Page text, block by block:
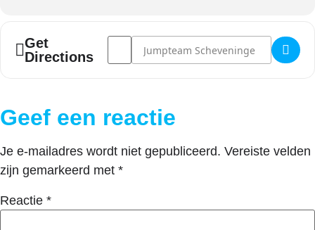
Get
Directions
Address - Boot Opstapdag - ochtend []
Destination Address - Boot
Geef een reactie
Je e-mailadres wordt niet gepubliceerd. Vereiste velden
zijn gemarkeerd met *
Reactie *